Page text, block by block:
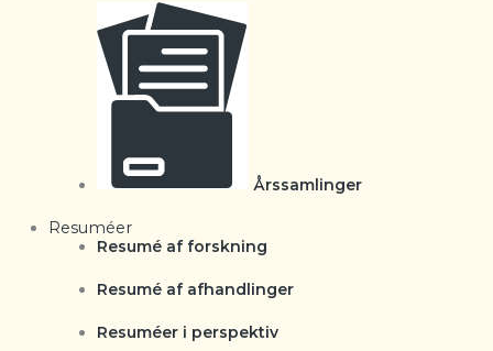
Årssamlinger
Resuméer
Resumé af forskning
Resumé af afhandlinger
Resuméer i perspektiv